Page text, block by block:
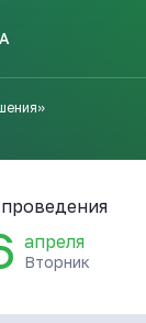
апреля
Вторник